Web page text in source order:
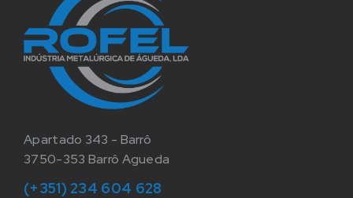
Apartado 343 - Barrô
3750-353 Barrô Agueda
(+351) 234 604 628